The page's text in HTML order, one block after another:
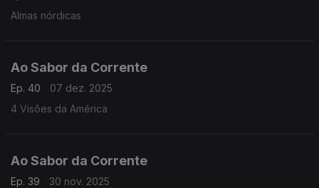
Almas nórdicas
Ao Sabor da Corrente
Ep. 40
07 dez. 2025
4 Visões da América
Ao Sabor da Corrente
Ep. 39
30 nov. 2025